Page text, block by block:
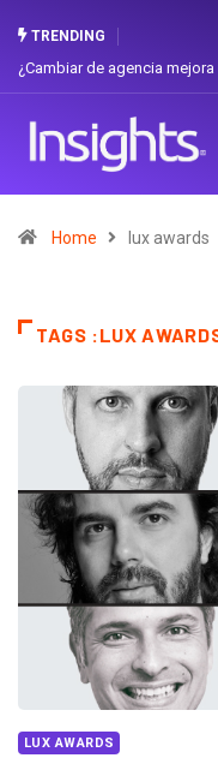
TRENDING
¿Cambiar de agencia
Home lux awards
TAGS :LUX
LUX AWARDS